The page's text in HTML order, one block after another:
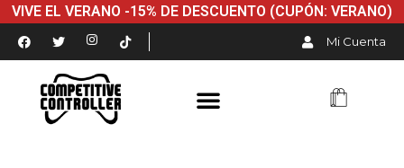
VIVE EL VERANO -15% DE DESCUENTO (CUPÓN: VERANO)
Mi Cuenta